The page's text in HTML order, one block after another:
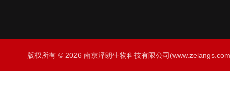
版权所有 © 2026 南京泽朗生物科技有限公司